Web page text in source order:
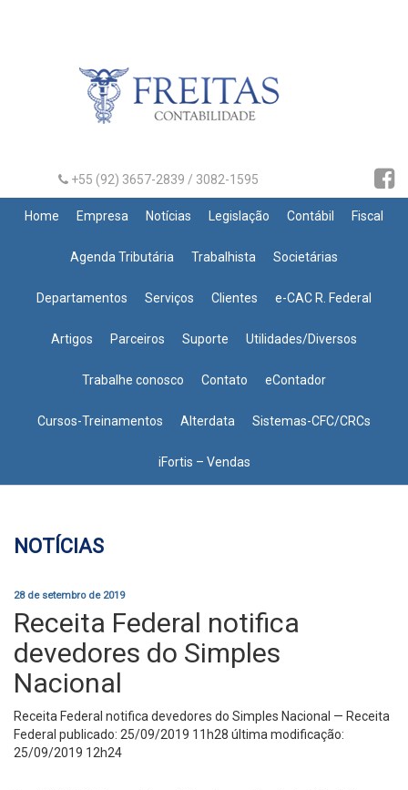
+55 (92) 3657-2839 / 3082-1595
Home Empresa Notícias Legislação Contábil Fiscal
Agenda Tributária Trabalhista Societárias
Departamentos Serviços Clientes e-CAC R. Federal
Artigos Parceiros Suporte Utilidades/Diversos
Trabalhe conosco Contato eContador
Cursos-Treinamentos Alterdata Sistemas-CFC/CRCs
iFortis – Vendas
NOTÍCIAS
28 de setembro de 2019
Receita Federal notifica
devedores do Simples
Nacional
Receita Federal notifica devedores do Simples Nacional — Receita
Federal publicado: 25/09/2019 11h28 última modificação:
25/09/2019 12h24